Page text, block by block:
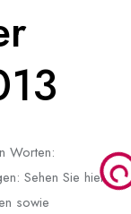
Worten:
Sehen Sie hier
sowie